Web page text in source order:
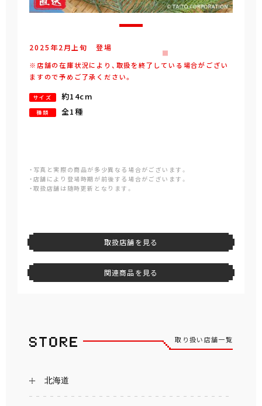
2025年2月 上旬 登場
※店舗の在庫状況により、取扱を終了している場合がござい
ますので予めご了承ください。
サイズ 約14cm
種類 全1種
・写真と実際の商品が多少異なる場合がございます。
・店舗により登場時期が前後する場合がございます。
・取扱店舗は随時更新となります。
取扱店舗を見る
関連商品を見る
取り扱い店舗一覧
北海道